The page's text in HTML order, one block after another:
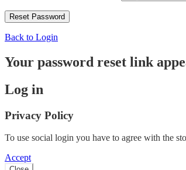
Back to Login
Your password reset link
Log in
Privacy Policy
To use social login you have to agree with the
Accept